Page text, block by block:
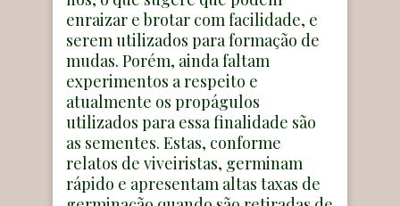
enraizar e brotar com facilidade, e
serem utilizados para formação de
mudas. Porém, ainda faltam
experimentos a respeito e
atualmente os propágulos
utilizados para essa finalidade são
as sementes. Estas, conforme
relatos de viveiristas, germinam
rápido e apresentam altas taxas de